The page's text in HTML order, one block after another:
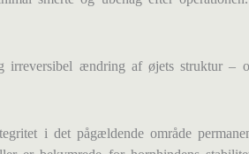
irreversibel ændring af øjets struktur
i det pågældende område